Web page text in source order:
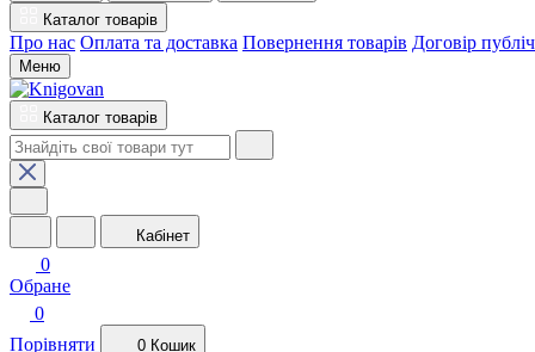
Каталог товарів
Про нас Оплата та доставка Повернення товарів Договір
Меню
Каталог товарів
Кабінет
0
Обране
0
Порівняти
0 Кошик